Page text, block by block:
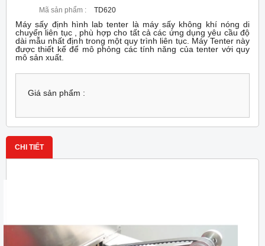
Mã sản phẩm : TD620
Máy sấy định hình lab tenter là máy sấy không khí nóng di
chuyển liên tục , phù hợp cho tất cả các ứng dụng yêu cầu độ
dài mẫu nhất định trong một quy trình liên tục. Máy Tenter này
được thiết kế để mô phỏng các tính năng của tenter với quy
mô sản xuất.
Giá sản phẩm :
CHI TIẾT